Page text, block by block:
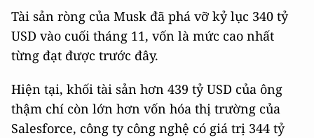
Tài sản ròng của Musk đã phá vỡ kỷ lục 340 tỷ
USD vào cuối tháng 11, vốn là mức cao nhất
từng đạt được trước đây.
Hiện tại, khối tài sản hơn 439 tỷ USD của ông
thậm chí còn lớn hơn vốn hóa thị trường của
Salesforce, công ty công nghệ có giá trị 344 tỷ